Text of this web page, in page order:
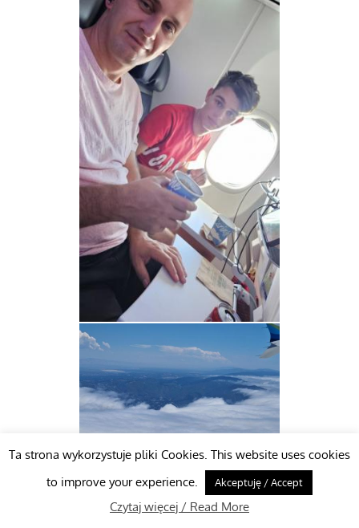
Ta strona wykorzystuje pliki Cookies. This website uses cookies
to improve your experience.
Akceptuję / Accept
Czytaj więcej / Read More